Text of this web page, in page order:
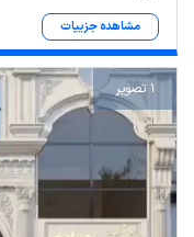
مشاهده جزییات
1 تصویر